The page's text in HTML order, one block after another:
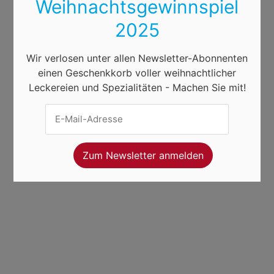
Weihnachtsgewinnspiel
2025
Wir verlosen unter allen Newsletter-Abonnenten
einen Geschenkkorb voller weihnachtlicher
Leckereien und Spezialitäten - Machen Sie mit!